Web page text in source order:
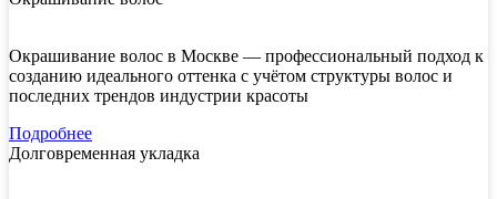
Окрашивание волос в Москве — профессиональный подход к
созданию идеального оттенка с учётом структуры волос и
последних трендов индустрии красоты
Подробнее
Долговременная укладка